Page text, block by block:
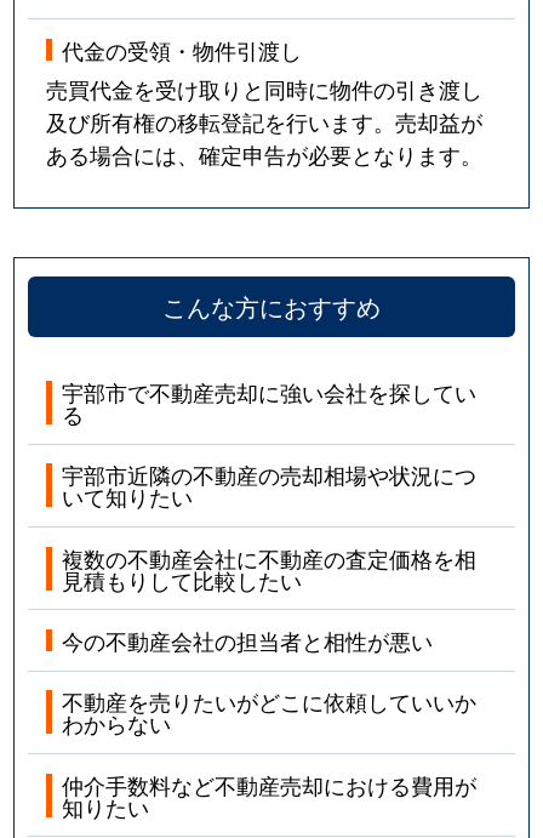
代金の受領・物件引渡し
売買代金を受け取りと同時に物件の引き渡し
及び所有権の移転登記を行います。売却益が
ある場合には、確定申告が必要となります。
こんな方におすすめ
宇部市で不動産売却に強い会社を探してい
る
宇部市近隣の不動産の売却相場や状況につ
いて知りたい
複数の不動産会社に不動産の査定価格を相
見積もりして比較したい
今の不動産会社の担当者と相性が悪い
不動産を売りたいがどこに依頼していいか
わからない
仲介手数料など不動産売却における費用が
知りたい